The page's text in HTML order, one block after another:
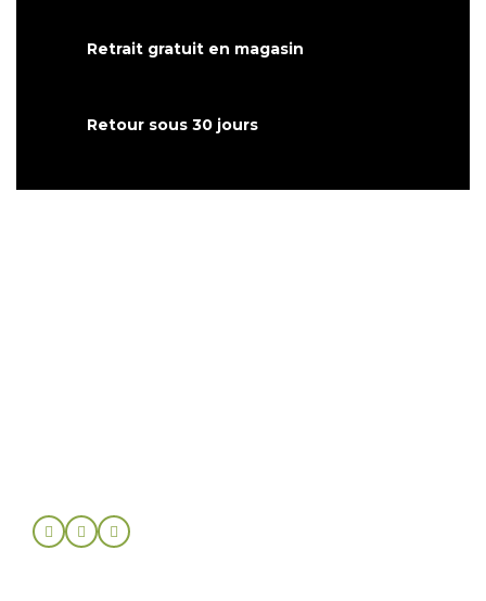
Retrait gratuit en magasin
Retour sous 30 jours